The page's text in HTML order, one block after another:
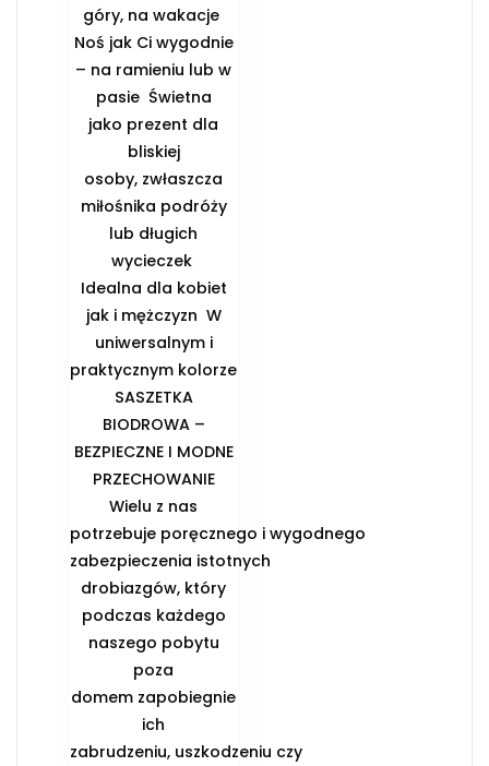
góry, na wakacje ️
Noś jak Ci wygodnie
– na ramieniu lub w
pasie ️ Świetna
jako prezent dla
bliskiej
osoby, zwłaszcza
miłośnika podróży
lub długich
wycieczek ️
Idealna dla kobiet
jak i mężczyzn ️ W
uniwersalnym i
praktycznym kolorze
️SASZETKA
BIODROWA –
BEZPIECZNE I MODNE
PRZECHOWANIE️
Wielu z nas
potrzebuje poręcznego i wygodnego
zabezpieczenia istotnych
drobiazgów, który
podczas każdego
naszego pobytu
poza
domem zapobiegnie
ich
zabrudzeniu, uszkodzeniu czy